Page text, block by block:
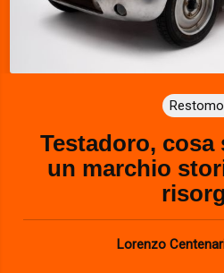
Testadoro, cosa
un marchio
Lorenzo